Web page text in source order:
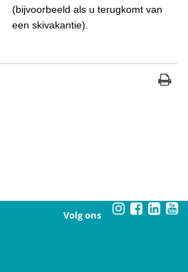
(bijvoorbeeld als u terugkomt van
een skivakantie).
Volg ons